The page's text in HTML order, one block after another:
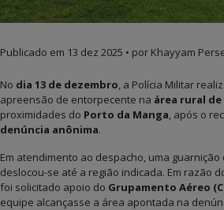
Publicado em 13 dez 2025 • por Khayyam
No dia 13 de dezembro, a Polícia Militar
apreensão de entorpecente na área rural de
proximidades do Porto da Manga, após o
denúncia anônima.
Em atendimento ao despacho, uma guarnição
deslocou-se até a região indicada. Em razão
foi solicitado apoio do Grupamento Aéreo
equipe alcançasse a área apontada na